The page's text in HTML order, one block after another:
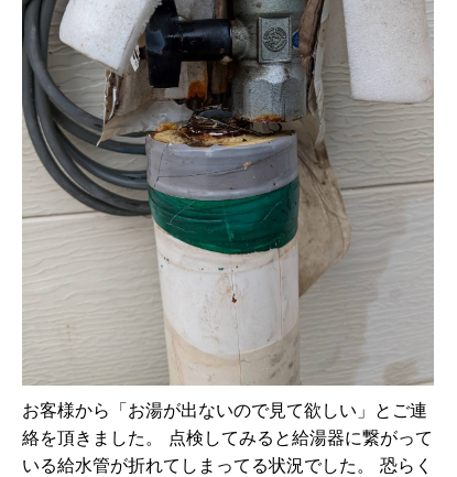
お客様から「お湯が出ないので見て欲しい」とご連
絡を頂きました。 点検してみると給湯器に繋がって
いる給水管が折れてしまってる状況でした。 恐らく